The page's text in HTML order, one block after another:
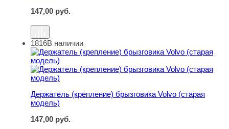
147,00 руб.
Держатель (крепление) брызговика Volvo (старая
1816В наличии
Держатель (крепление) брызговика Volvo (старая
модель)
147,00 руб.